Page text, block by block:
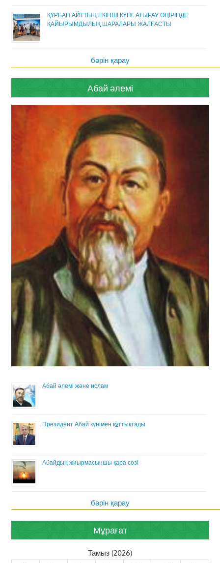
ҚҰРБАН АЙТТЫҢ ЕКІНШІ КҮНІ: АТЫРАУ ӨҢІРІНДЕ
ҚАЙЫРЫМДЫЛЫҚ ШАРАЛАРЫ ЖАЛҒАСТЫ
бәрін қарау
Абай әлемі
Абай әлемі және ислам
Президент Абай күнімен құттықтады
Абайдың жиырмасыншы қара сөзі
бәрін қарау
Мұрағат
Тамыз (2026)